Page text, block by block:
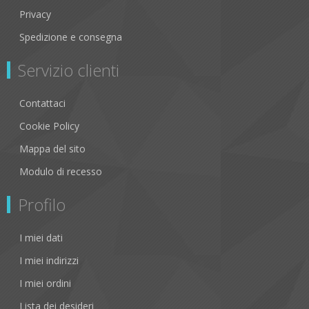
Privacy
Spedizione e consegna
Servizio clienti
Contattaci
Cookie Policy
Mappa del sito
Modulo di recesso
Profilo
I miei dati
I miei indirizzi
I miei ordini
Lista dei desideri